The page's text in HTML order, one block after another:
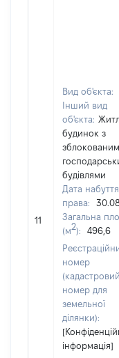
11
Вид об'єкта:
Інший вид
об'єкта:
будинок з
будівлями
Дата набуття
права:
Загальна
(м2):
496,6
номер
(кадастровий
номер для
земельної
ділянки):
інформація]